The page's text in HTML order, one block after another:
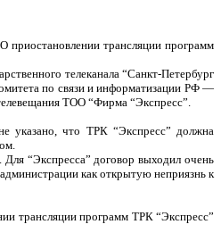
приостановлении трансляции программ
телеканала “Санкт-Петербург
по связи и информатизации РФ —
ТОО “Фирма “Экспресс”.
указано, что ТРК “Экспресс” должна
Для “Экспресса” договор выходил очень
как открытую неприязнь к
трансляции программ ТРК “Экспресс”